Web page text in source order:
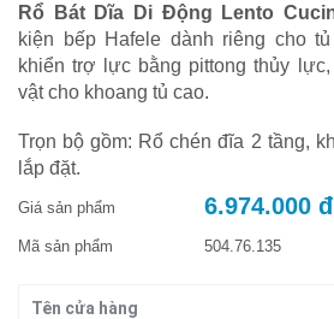
Rổ Bát Dĩa Di Động
Lento
kiện bếp Hafele dành riêng cho
khiển trợ lực bằng pittong thủy
vật cho khoang tủ cao.
Trọn bộ gồm: Rổ chén đĩa 2 tầng,
lắp đặt.
Giá sản phẩm 6.974.000 đ
Mã sản phẩm 504.76.135
Tên cửa hàng